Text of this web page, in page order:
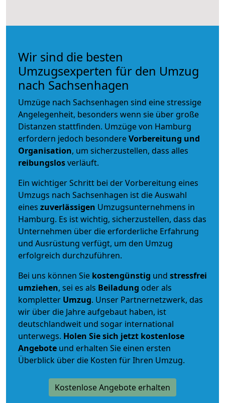
Wir sind die besten
Umzugsexperten für den Umzug
nach Sachsenhagen
Umzüge nach Sachsenhagen sind eine stressige
Angelegenheit, besonders wenn sie über große
Distanzen stattfinden. Umzüge von Hamburg
erfordern jedoch besondereVorbereitung und
Organisation, um sicherzustellen, dass alles
reibungslosverläuft.
Ein wichtiger Schritt bei der Vorbereitung eines
Umzugs nach Sachsenhagen ist die Auswahl
eines zuverlässigen Umzugsunternehmens in
Hamburg. Es ist wichtig, sicherzustellen, dass das
Unternehmen über die erforderliche Erfahrung
und Ausrüstung verfügt, um den Umzug
erfolgreich durchzuführen.
Bei uns können Sie kostengünstig und stressfrei
umziehen, sei es als Beiladung oder als
kompletter Umzug. Unser Partnernetzwerk, das
wir über die Jahre aufgebaut haben, ist
deutschlandweit und sogar international
unterwegs. Holen Sie sich jetzt kostenlose
Angebote und erhalten Sie einen ersten
Überblick über die Kosten für Ihren Umzug.
Kostenlose Angebote erhalten